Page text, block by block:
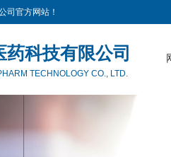
司官方网站！
科技有限公司
TECHNOLOGY CO., LTD.